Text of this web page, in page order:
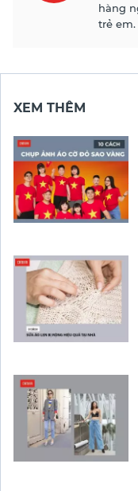
hàng
trẻ em.
XEM THÊM